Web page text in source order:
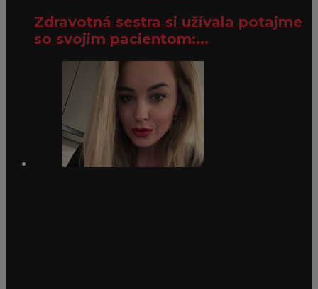
Zdravotná sestra si užívala potajme
so svojim pacientom:...